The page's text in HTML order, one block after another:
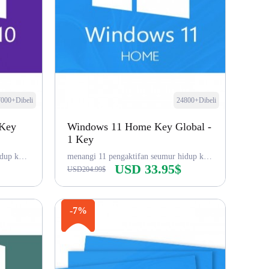
menang 10 pengaktifan seumur hidup kunci pro
24800+Dibeli
Windows 11 Home Key Global -
1 Key
menangi 11 pengaktifan seumur hidup kunci rumah
USD204.99$ USD 33.95$
Beli sekarang
-7%